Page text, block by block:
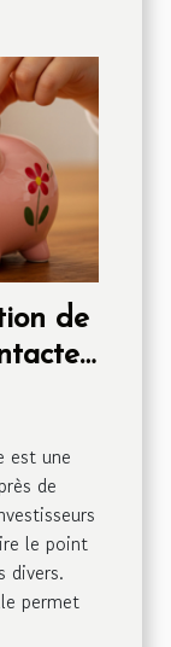
de
est une
de
le point
divers.
permet